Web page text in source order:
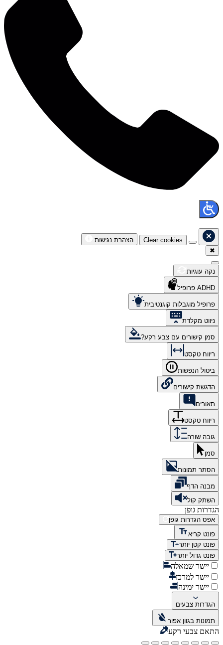
Clear cookies
הצהרת נגישות
✖
נקה עוגיות
ADHD פרופיל
פרופיל מוגבלות קוגנטיבית
ניווט מקלדת
סמן קישורים עם צבע רקע?
ריווח טקסט
ביטול הנפשות
הדגשת קישורים
תאורים
ריווח טקסט
גובה שורה
סמן
הסתר תמונות
מבנה הדף
השתק קול
הגדרות גופן
אפס הגדרות גופן
פונט קריא
פונט קטן יותר
פונט גדול יותר
יישר שמאלה
יישר למרכז
יישר ימינה
הגדרות צבעים
תמונות בגוון אפור
התאם צבעי רקע